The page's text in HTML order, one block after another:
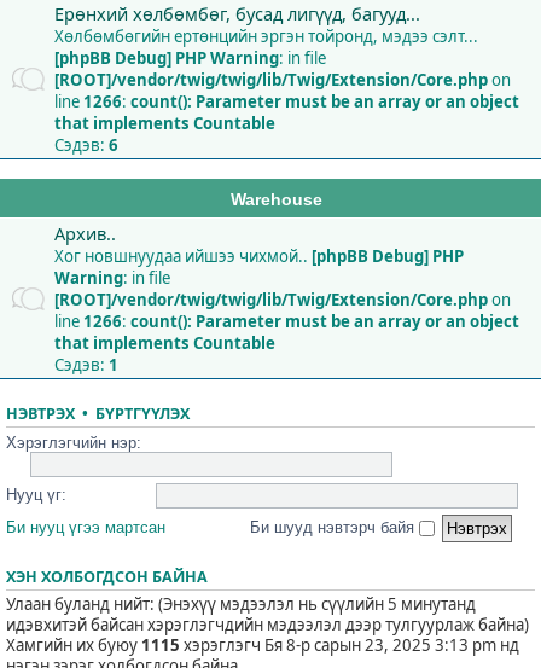
Ерөнхий хөлбөмбөг, бусад лигүүд, багууд...
Хөлбөмбөгийн ертөнцийн эргэн тойронд, мэдээ сэлт...
[phpBB Debug] PHP Warning: in file
[ROOT]/vendor/twig/twig/lib/Twig/Extension/Core.phpon
line 1266: count(): Parameter must be an array or an object
that implements Countable
Сэдэв: 6
Warehouse
Архив..
Хог новшнуудаа ийшээ чихмой.. [phpBB Debug] PHP
Warning: in file
[ROOT]/vendor/twig/twig/lib/Twig/Extension/Core.phpon
line 1266: count(): Parameter must be an array or an object
that implements Countable
Сэдэв: 1
НЭВТРЭХ• БҮРТГҮҮЛЭХ
Хэрэглэгчийн нэр:
Нууц үг:
Би нууц үгээ мартсан
Би шууд нэвтэрч байя
ХЭН ХОЛБОГДСОН БАЙНА
Улаан буланд нийт: (Энэхүү мэдээлэл нь сүүлийн 5 минутанд
идэвхитэй байсан хэрэглэгчдийн мэдээлэл дээр тулгуурлаж байна)
Хамгийн их буюу 1115 хэрэглэгч Бя 8-р сарын 23, 2025 3:13 pm нд